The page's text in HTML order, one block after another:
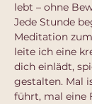
lebt – ohne
Jede Stunde
Meditation
leite ich eine
dich einlädt,
gestalten. Mal
führt, mal eine